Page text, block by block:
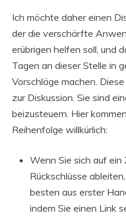
Ich möchte daher einen
der die verschärfte
erübrigen helfen soll, und
Tagen an dieser Stelle in
Vorschläge machen.
zur Diskussion. Sie sind
beizusteuern. Hier
Reihenfolge willkürlich:
Wenn Sie sich auf ein
Rückschlüsse
besten aus erster
indem Sie einen Link